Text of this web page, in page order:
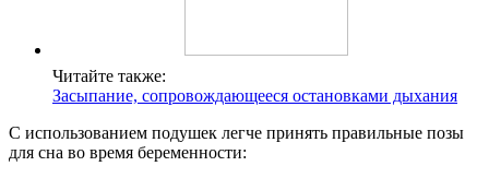
Читайте также:
Засыпание, сопровождающееся остановками дыхания
С использованием подушек легче принять правильные позы
для сна во время беременности: